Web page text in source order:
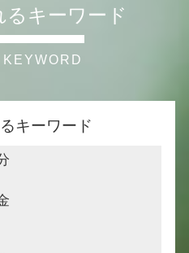
るキーワード
キーワード